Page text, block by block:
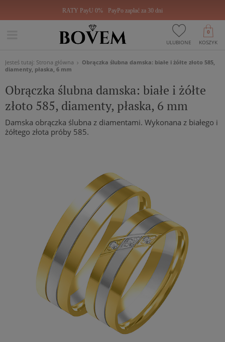
RATY PayU 0% PayPo zapłać za 30 dni
ULUBIONE KOSZYK
0
Jesteś tutaj: Strona główna
Obrączka ślubna damska: białe i żółte złoto 585,
diamenty, płaska, 6 mm
Obrączka ślubna damska: białe i żółte
złoto 585, diamenty, płaska, 6 mm
Damska obrączka ślubna z diamentami. Wykonana z białego i
żółtego złota próby 585.